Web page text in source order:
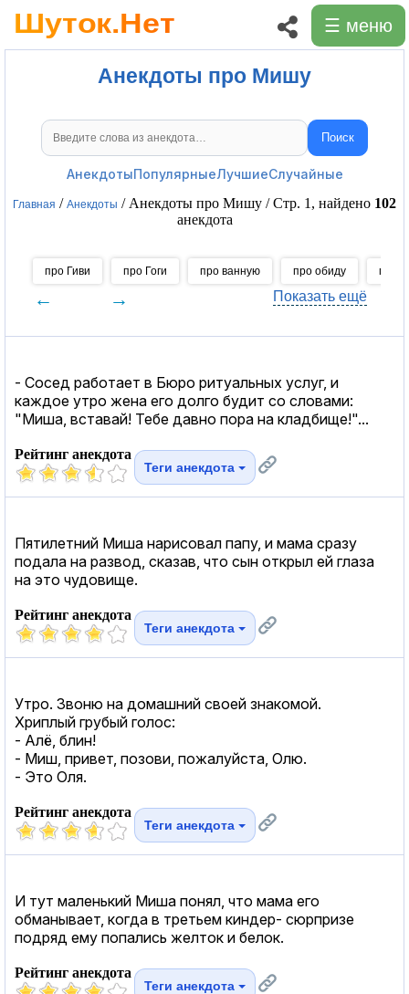
☰ меню
Анекдоты про Мишу
Поиск анекдотов Поиск
АнекдотыПопулярныеЛучшиеСлучайные
Главная / Анекдоты / Анекдоты про Мишу / Стр. 1, найдено 102
анекдота
про Гиви про Гоги про ванную про обиду про
← → Показать ещё
- Сосед работает в Бюро ритуальных услуг, и
каждое утро жена его долго будит со словами:
"Миша, вставай! Тебе давно пора на кладбище!"...
Рейтинг анекдота
Теги анекдота
Пятилетний Миша нарисовал папу, и мама сразу
подала на развод, сказав, что сын открыл ей глаза
на это чудовище.
Рейтинг анекдота
Теги анекдота
Утро. Звоню на домашний своей знакомой.
Хриплый грубый голос:
- Алё, блин!
- Миш, привет, позови, пожалуйста, Олю.
- Это Оля.
Рейтинг анекдота
Теги анекдота
И тут маленький Миша понял, что мама его
обманывает, когда в третьем киндер- сюрпризе
подряд ему попались желток и белок.
Рейтинг анекдота
Теги анекдота